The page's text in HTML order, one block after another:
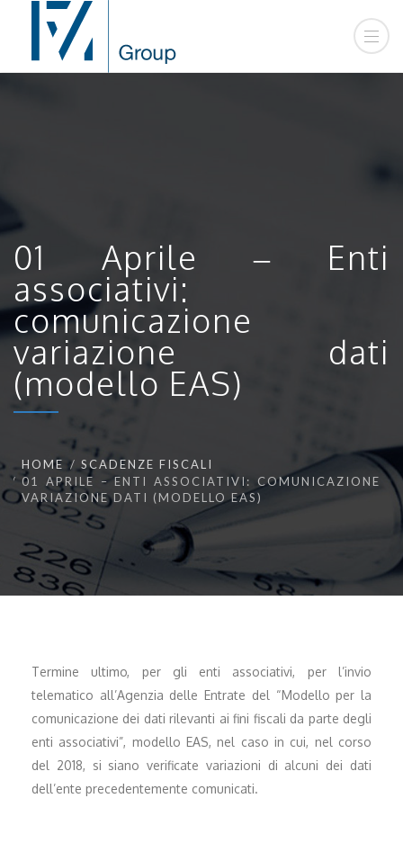
01 Aprile – Enti
associativi:
comunicazione
variazione dati
(modello EAS)
HOME
SCADENZE FISCALI
01 APRILE – ENTI ASSOCIATIVI: COMUNICAZIONE
VARIAZIONE DATI (MODELLO EAS)
Termine ultimo, per gli enti associativi, per l’invio
telematico all’Agenzia delle Entrate del “Modello per la
comunicazione dei dati rilevanti ai fini fiscali da parte degli
enti associativi”, modello EAS, nel caso in cui, nel corso
del 2018, si siano verificate variazioni di alcuni dei dati
dell’ente precedentemente comunicati.